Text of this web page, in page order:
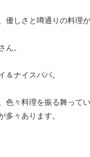
優しさと噂通りの料理が
ん。
＆ナイスパパ。
色々料理を振る舞って
多々あります。